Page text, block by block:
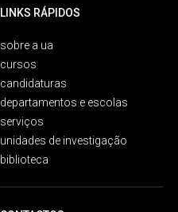
LINKS RÁPIDOS
sobre a ua
cursos
candidaturas
departamentos e escolas
serviços
unidades de investigação
biblioteca